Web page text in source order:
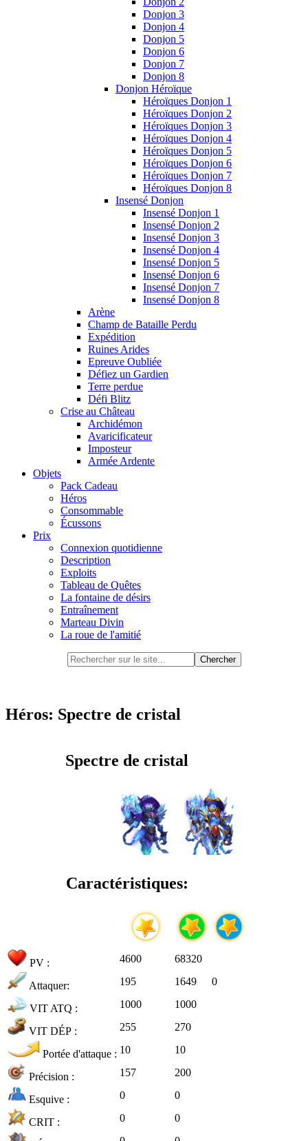
Donjon 3
Donjon 4
Donjon 5
Donjon 6
Donjon 7
Donjon 8
Donjon Héroïque
Héroïques Donjon 1
Héroïques Donjon 2
Héroïques Donjon 3
Héroïques Donjon 4
Héroïques Donjon 5
Héroïques Donjon 6
Héroïques Donjon 7
Héroïques Donjon 8
Insensé Donjon
Insensé Donjon 1
Insensé Donjon 2
Insensé Donjon 3
Insensé Donjon 4
Insensé Donjon 5
Insensé Donjon 6
Insensé Donjon 7
Insensé Donjon 8
Arène
Champ de Bataille Perdu
Expédition
Ruines Arides
Epreuve Oubliée
Défiez un Gardien
Terre perdue
Défi Blitz
Crise au Château
Archidémon
Avaricificateur
Imposteur
Armée Ardente
Objets
Pack Cadeau
Héros
Consommable
Écussons
Prix
Connexion quotidienne
Description
Exploits
Tableau de Quêtes
La fontaine de désirs
Entraînement
Marteau Divin
La roue de l'amitié
Héros: Spectre de cristal
Spectre de cristal
Caractéristiques:
PV : 4600 68320
Attaquer: 195 1649 0
VIT ATQ : 1000 1000
VIT DÉP : 255 270
Portée d'attaque : 10 10
Précision : 157 200
Esquive : 0 0
CRIT : 0 0